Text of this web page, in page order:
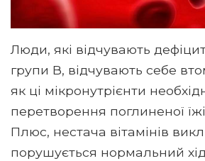
Люди, які відчувають дефіцит
групи В, відчувають себе
як ці мікронутрієнти
перетворення поглиненої
Плюс, нестача вітамінів
порушується нормальний хід